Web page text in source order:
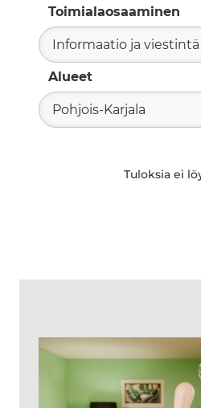
Toimialaosaaminen
Informaatio ja viestintä
Alueet
Pohjois-Karjala
Tuloksia ei